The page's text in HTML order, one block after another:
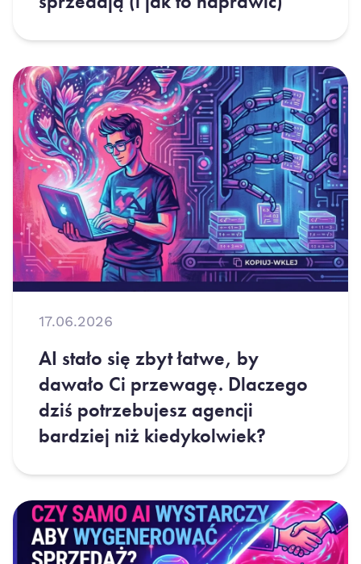
17.06.2026
AI stało się zbyt łatwe, by
dawało Ci przewagę. Dlaczego
dziś potrzebujesz agencji
bardziej niż kiedykolwiek?